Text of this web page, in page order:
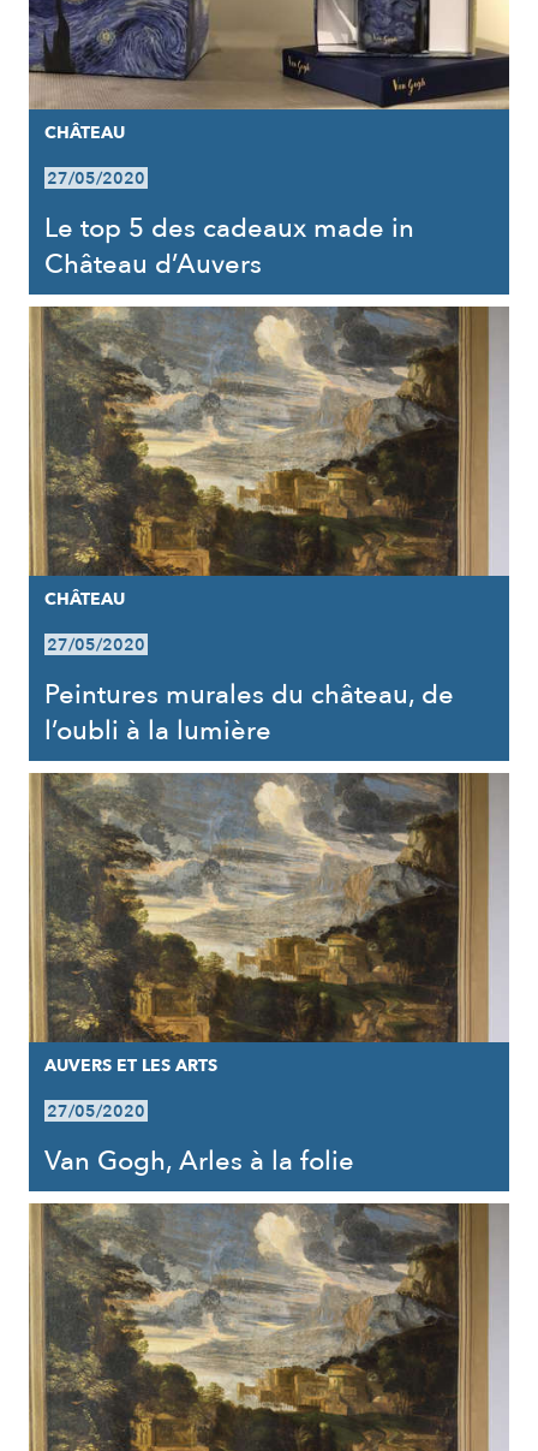
CHÂTEAU
27/05/2020
Le top 5 des cadeaux made in
Château d’Auvers
CHÂTEAU
27/05/2020
Peintures murales du château, de
l’oubli à la lumière
AUVERS ET LES ARTS
27/05/2020
Van Gogh, Arles à la folie